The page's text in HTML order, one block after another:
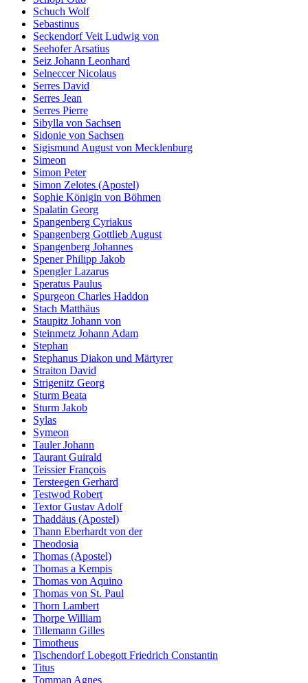
Schuch Wolf
Sebastinus
Seckendorf Veit Ludwig von
Seehofer Arsatius
Seiz Johann Leonhard
Selneccer Nicolaus
Serres David
Serres Jean
Serres Pierre
Sibylla von Sachsen
Sidonie von Sachsen
Sigismund August von Mecklenburg
Simeon
Simon Peter
Simon Zelotes (Apostel)
Sophie Königin von Böhmen
Spalatin Georg
Spangenberg Cyriakus
Spangenberg Gottlieb August
Spangenberg Johannes
Spener Philipp Jakob
Spengler Lazarus
Speratus Paulus
Spurgeon Charles Haddon
Stach Matthäus
Staupitz Johann von
Steinmetz Johann Adam
Stephan
Stephanus Diakon und Märtyrer
Straiton David
Strigenitz Georg
Sturm Beata
Sturm Jakob
Sylas
Symeon
Tauler Johann
Taurant Guirald
Teissier François
Tersteegen Gerhard
Testwod Robert
Textor Gustav Adolf
Thaddäus (Apostel)
Thann Eberhardt von der
Theodosia
Thomas (Apostel)
Thomas a Kempis
Thomas von Aquino
Thomas von St. Paul
Thorn Lambert
Thorpe William
Tillemann Gilles
Timotheus
Tischendorf Lobegott Friedrich Constantin
Titus
Tomman Agnes